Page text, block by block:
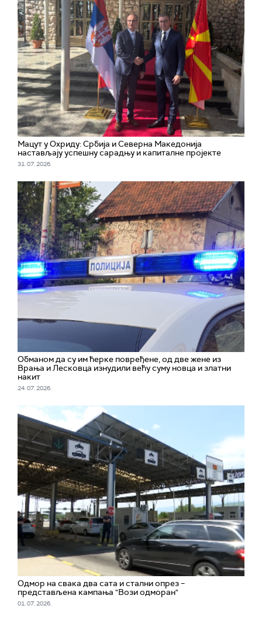
Мацут у Охриду: Србија и Северна Македонија
настављају успешну сарадњу и капиталне пројекте
31. 07. 2026.
Обманом да су им ћерке повређене, од две жене из
Врања и Лесковца изнудили већу суму новца и златни
накит
24. 07. 2026.
Одмор на свака два сата и стални опрез –
представљена кампања "Вози одморан"
01. 07. 2026.